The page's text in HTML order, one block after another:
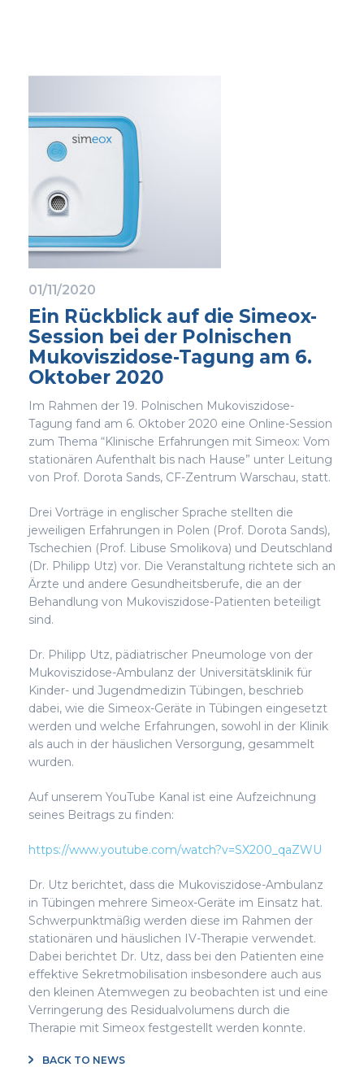
01/11/2020
Ein Rückblick auf die Simeox-
Session bei der Polnischen
Mukoviszidose-Tagung am 6.
Oktober 2020
Im Rahmen der 19. Polnischen Mukoviszidose-
Tagung fand am 6. Oktober 2020 eine Online-Session
zum Thema “Klinische Erfahrungen mit Simeox: Vom
stationären Aufenthalt bis nach Hause” unter Leitung
von Prof. Dorota Sands, CF-Zentrum Warschau, statt.
Drei Vorträge in englischer Sprache stellten die
jeweiligen Erfahrungen in Polen (Prof. Dorota Sands),
Tschechien (Prof. Libuse Smolikova) und Deutschland
(Dr. Philipp Utz) vor. Die Veranstaltung richtete sich an
Ärzte und andere Gesundheitsberufe, die an der
Behandlung von Mukoviszidose-Patienten beteiligt
sind.
Dr. Philipp Utz, pädiatrischer Pneumologe von der
Mukoviszidose-Ambulanz der Universitätsklinik für
Kinder- und Jugendmedizin Tübingen, beschrieb
dabei, wie die Simeox-Geräte in Tübingen eingesetzt
werden und welche Erfahrungen, sowohl in der Klinik
als auch in der häuslichen Versorgung, gesammelt
wurden.
Auf unserem YouTube Kanal ist eine Aufzeichnung
seines Beitrags zu finden:
https://www.youtube.com/watch?v=SX200_qaZWU
Dr. Utz berichtet, dass die Mukoviszidose-Ambulanz
in Tübingen mehrere Simeox-Geräte im Einsatz hat.
Schwerpunktmäßig werden diese im Rahmen der
stationären und häuslichen IV-Therapie verwendet.
Dabei berichtet Dr. Utz, dass bei den Patienten eine
effektive Sekretmobilisation insbesondere auch aus
den kleinen Atemwegen zu beobachten ist und eine
Verringerung des Residualvolumens durch die
Therapie mit Simeox festgestellt werden konnte.
BACK TO NEWS